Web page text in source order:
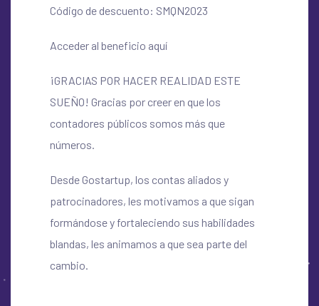
Código de descuento: SMQN2023
Acceder al beneficio aquí
¡GRACIAS POR HACER REALIDAD ESTE
SUEÑO! Gracias por creer en que los
contadores públicos somos más que
números.
Desde Gostartup, los contas aliados y
patrocinadores, les motivamos a que sigan
formándose y fortaleciendo sus habilidades
blandas, les animamos a que sea parte del
cambio.